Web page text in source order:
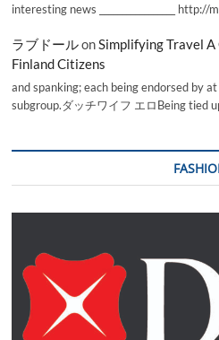
interesting news _________________
ラブドールonSimplifying Travel A
Finland Citizens
and spanking; each being endorsed by
subgroup.ダッチワイフ エロBeing tied